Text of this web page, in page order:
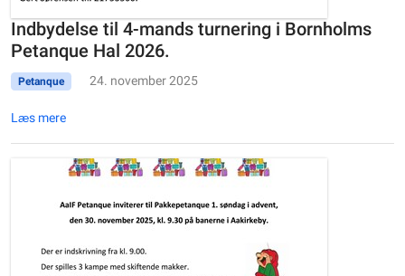
Indbydelse til 4-mands turnering i Bornholms
Petanque Hal 2026.
Petanque 24. november 2025
Læs mere